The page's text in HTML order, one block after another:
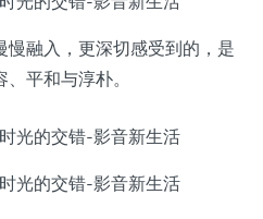
融入，更深切感受到的，是
平和与淳朴。